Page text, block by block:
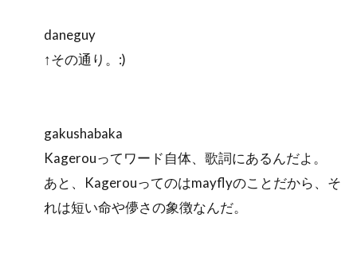
daneguy
↑その通り。:)
gakushabaka
Kagerouってワード自体、歌詞にあるんだよ。
あと、Kagerouってのはmayflyのことだから、そ
れは短い命や儚さの象徴なんだ。